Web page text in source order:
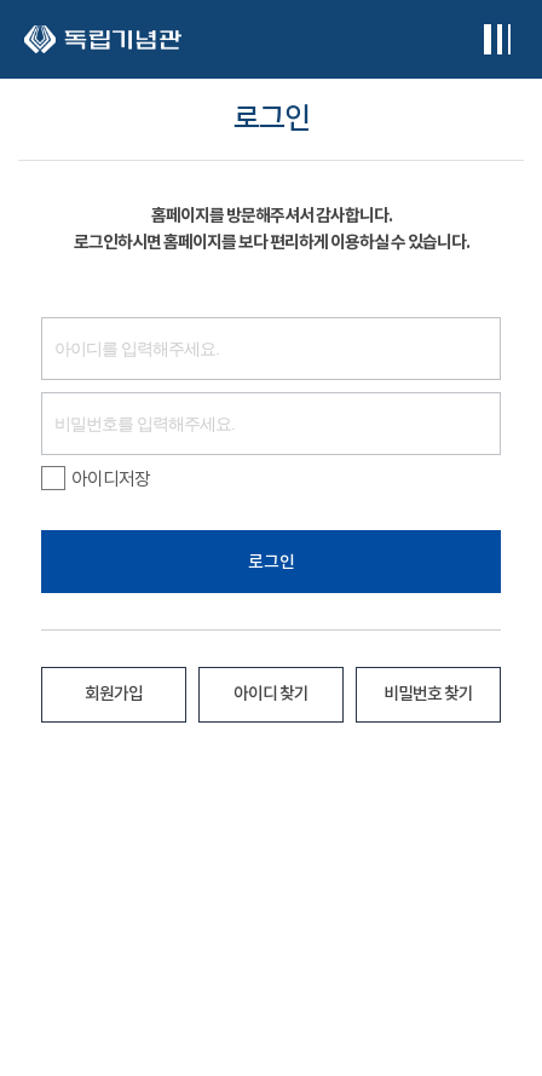
로그인
홈페이지를 방문해주셔서 감사합니다.
로그인하시면 홈페이지를 보다 편리하게 이용하실 수 있습니다.
아이디저장
로그인
회원가입 아이디 찾기 비밀번호 찾기